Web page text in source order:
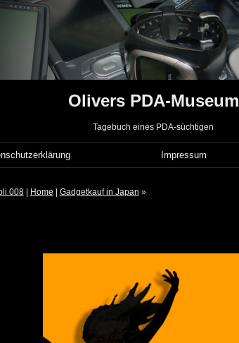
Olivers PDA-Museum
Tagebuch eines PDA-süchtigen
Impressum
008| Home Gadgetkauf in Japan »